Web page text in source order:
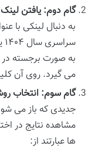
گام دوم: یافتن
به دنبال لینکی با
به صورت برجسته در
می گیرد. روی آن
گام سوم: انتخاب
جدیدی که باز می
مشاهده نتایج در
ها عبارتند از: